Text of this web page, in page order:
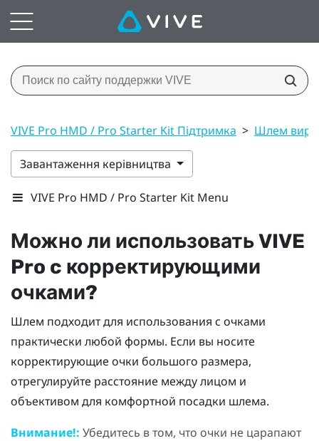
VIVE Pro HMD / Pro Starter Kit Підтримка > Шлем
Завантаження керівництва
VIVE Pro HMD / Pro Starter Kit Menu
Можно ли использоватьVIVE
Pro c корректирующими
очками?
Шлем подходит для использования с очками
практически любой формы. Если вы носите
корректирующие очки большого размера,
отрегулируйте расстояние между лицом и
объективом для комфортной посадки шлема.
Внимание!: Убедитесь в том, что очки не царапают